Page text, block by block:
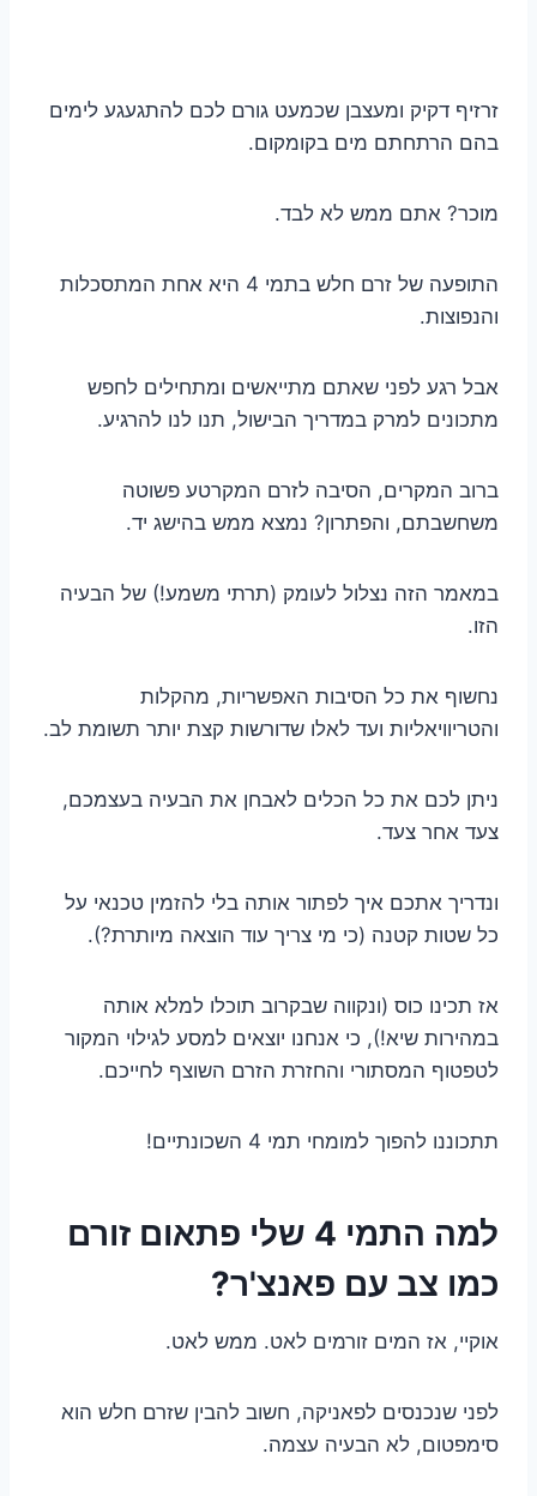
זרזיף דקיק ומעצבן שכמעט גורם לכם להתגעגע לימים
בהם הרתחתם מים בקומקום.
מוכר? אתם ממש לא לבד.
התופעה של זרם חלש בתמי 4 היא אחת המתסכלות
והנפוצות.
אבל רגע לפני שאתם מתייאשים ומתחילים לחפש
מתכונים למרק במדריך הבישול, תנו לנו להרגיע.
ברוב המקרים, הסיבה לזרם המקרטע פשוטה
משחשבתם, והפתרון? נמצא ממש בהישג יד.
במאמר הזה נצלול לעומק (תרתי משמע!) של הבעיה
הזו.
נחשוף את כל הסיבות האפשריות, מהקלות
והטריוויאליות ועד לאלו שדורשות קצת יותר תשומת לב.
ניתן לכם את כל הכלים לאבחן את הבעיה בעצמכם,
צעד אחר צעד.
ונדריך אתכם איך לפתור אותה בלי להזמין טכנאי על
כל שטות קטנה (כי מי צריך עוד הוצאה מיותרת?).
אז תכינו כוס (ונקווה שבקרוב תוכלו למלא אותה
במהירות שיא!), כי אנחנו יוצאים למסע לגילוי המקור
לטפטוף המסתורי והחזרת הזרם השוצף לחייכם.
תתכוננו להפוך למומחי תמי 4 השכונתיים!
למה התמי 4 שלי פתאום זורם
כמו צב עם פאנצ'ר?
אוקיי, אז המים זורמים לאט. ממש לאט.
לפני שנכנסים לפאניקה, חשוב להבין שזרם חלש הוא
סימפטום, לא הבעיה עצמה.